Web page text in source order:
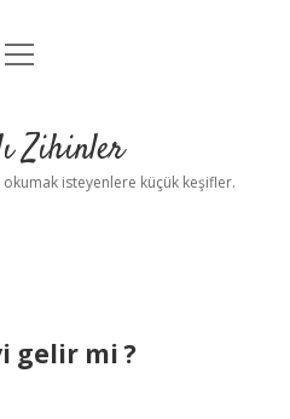
Uyarı
menüyü
Zihinler
isteyenlere küçük keşifler.
gelir mi ?